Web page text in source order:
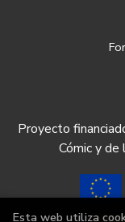
Proyecto
Cómic y
Esta web utiliza